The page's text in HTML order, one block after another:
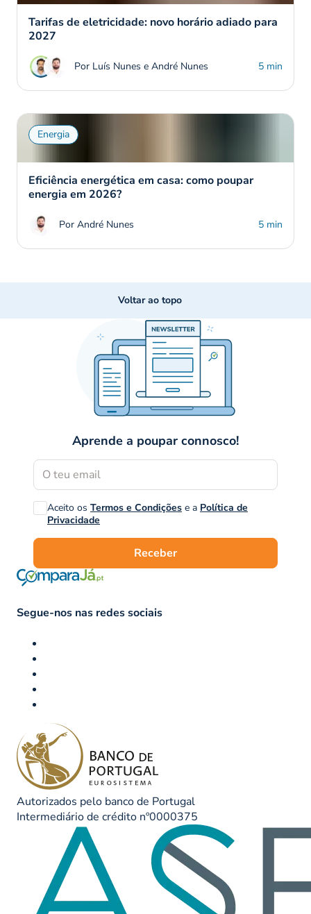
Tarifas de eletricidade: novo horário adiado para
2027
Por Luís Nunes e André Nunes 5 min
Energia
Eficiência energética em casa: como poupar
energia em 2026?
Por André Nunes 5 min
Voltar ao topo
Aprende a poupar connosco!
Aceito os Termos e Condições e a Política de
Privacidade
Receber
Segue-nos nas redes sociais
Autorizados pelo banco de Portugal
Intermediário de crédito nº0000375